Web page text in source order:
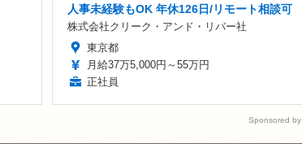
人事未経験もOK 年休126日/リモート相談可
株式会社クリーク・アンド・リバー社
東京都
月給37万5,000円～55万円
正社員
Sponsored by